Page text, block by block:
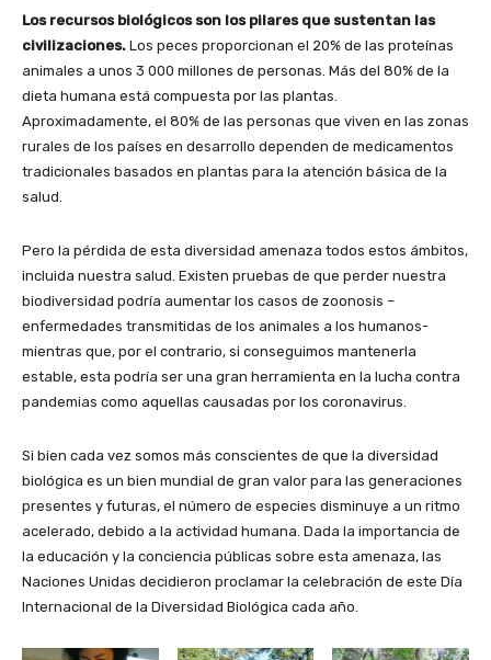
Los recursos biológicos son los pilares que sustentan las
civilizaciones. Los peces proporcionan el 20% de las proteínas
animales a unos 3 000 millones de personas. Más del 80% de la
dieta humana está compuesta por las plantas.
Aproximadamente, el 80% de las personas que viven en las zonas
rurales de los países en desarrollo dependen de medicamentos
tradicionales basados en plantas para la atención básica de la
salud.
Pero la pérdida de esta diversidad amenaza todos estos ámbitos,
incluida nuestra salud. Existen pruebas de que perder nuestra
biodiversidad podría aumentar los casos de zoonosis –
enfermedades transmitidas de los animales a los humanos-
mientras que, por el contrario, si conseguimos mantenerla
estable, esta podría ser una gran herramienta en la lucha contra
pandemias como aquellas causadas por los coronavirus.
Si bien cada vez somos más conscientes de que la diversidad
biológica es un bien mundial de gran valor para las generaciones
presentes y futuras, el número de especies disminuye a un ritmo
acelerado, debido a la actividad humana. Dada la importancia de
la educación y la conciencia públicas sobre esta amenaza, las
Naciones Unidas decidieron proclamar la celebración de este Día
Internacional de la Diversidad Biológica cada año.